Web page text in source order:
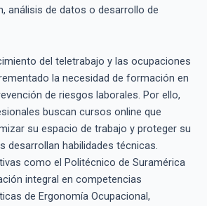
análisis de datos o desarrollo de
del teletrabajo y las ocupaciones
la necesidad de formación en
de riesgos laborales. Por ello,
buscan cursos online que
su espacio de trabajo y proteger su
desarrollan habilidades técnicas.
como el Politécnico de Suramérica
integral en competencias
de Ergonomía Ocupacional,